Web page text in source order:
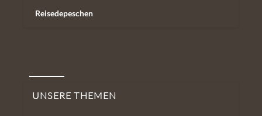
Reisedepeschen
UNSERE THEMEN